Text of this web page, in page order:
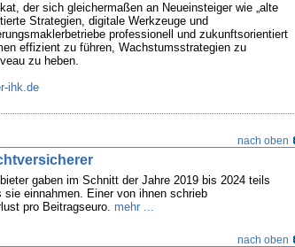
der sich gleichermaßen an Neueinsteiger wie „alte
Strategien, digitale Werkzeuge und
professionell und zukunftsorientiert
effizient zu führen, Wachstumsstrategien zu
zu heben.
ihk.de
nach oben
gaben im Schnitt der Jahre 2019 bis 2024 teils
einnahmen. Einer von ihnen schrieb
pro Beitragseuro. mehr ...
nach oben